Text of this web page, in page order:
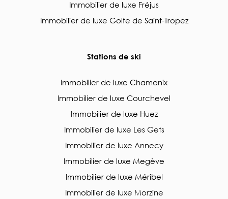
Immobilier de luxe Fréjus
Immobilier de luxe Golfe de Saint-Tropez
Stations de ski
Immobilier de luxe Chamonix
Immobilier de luxe Courchevel
Immobilier de luxe Huez
Immobilier de luxe Les Gets
Immobilier de luxe Annecy
Immobilier de luxe Megève
Immobilier de luxe Méribel
Immobilier de luxe Morzine